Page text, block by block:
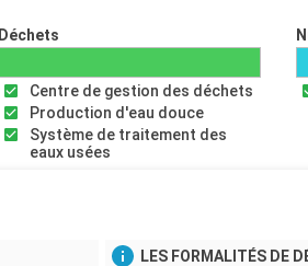
Déchets
Centre de gestion des déchets
Production d'eau douce
Système de traitement des
eaux usées
LES FORMALITÉS DE